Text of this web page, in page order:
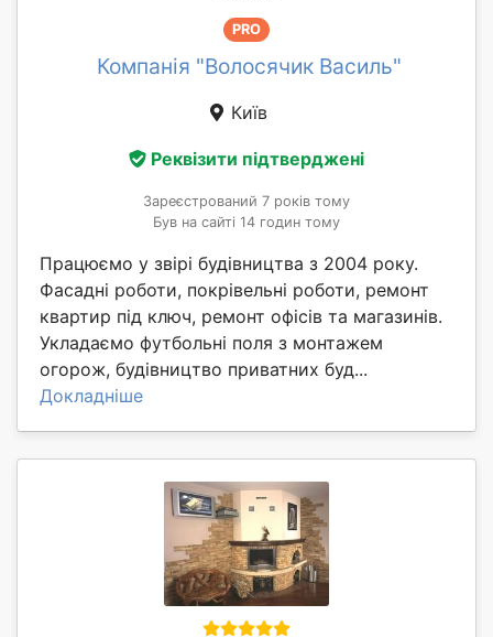
PRO
Компанія "Волосячик Василь"
Київ
Реквізити підтверджені
Зареєстрований 7 років тому
Був на сайті 14 годин тому
Працюємо у звірі будівництва з 2004 року.
Фасадні роботи, покрівельні роботи, ремонт
квартир під ключ, ремонт офісів та магазинів.
Укладаємо футбольні поля з монтажем
огорож, будівництво приватних буд...
Докладніше